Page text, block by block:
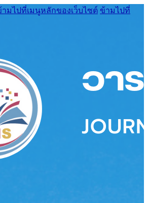
ามไปที่เมนูหลักของเว็บไซต์ ข้ามไปที่